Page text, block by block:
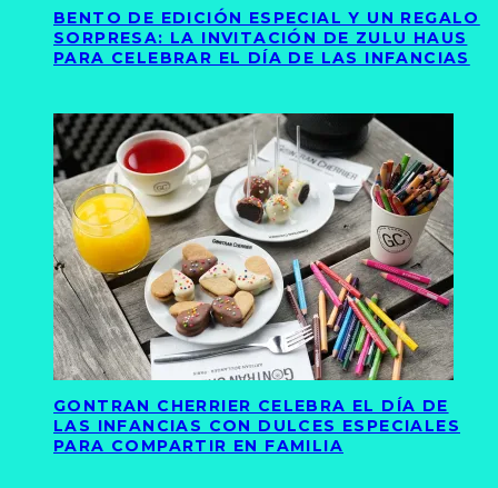
BENTO DE EDICIÓN ESPECIAL Y UN REGALO
SORPRESA: LA INVITACIÓN DE ZULU HAUS
PARA CELEBRAR EL DÍA DE LAS INFANCIAS
GONTRAN CHERRIER CELEBRA EL DÍA DE
LAS INFANCIAS CON DULCES ESPECIALES
PARA COMPARTIR EN FAMILIA